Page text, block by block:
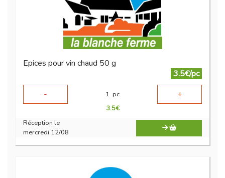
Epices pour vin chaud 50 g
3.5€/pc
-
1 pc +
3.5€
Réception le
mercredi 12/08